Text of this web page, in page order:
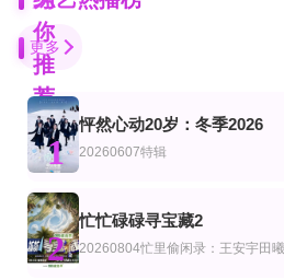
你
推
荐
第10集完结
古墓迷踪
更新至第20260804期
户外成长计划
20260731第2期下
圆桌晚晴派
第20260629期
山海续梦
更新至第20260806期
中餐厅第十季
黄晓明,王俊凯,昆凌,靳梦佳,张雅琪,林述巍,
更新至20260803期
快乐老家
孙浩 李静 戴军 李维嘉 沈凌 吴昕 武艺 高旭
更多
1
怦然心动20岁：冬季2026
20260607特辑
2
忙忙碌碌寻宝藏2
20260804忙里偷闲录：王安宇田